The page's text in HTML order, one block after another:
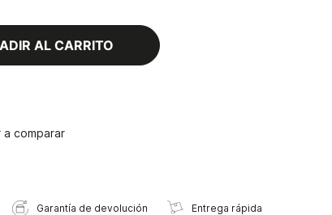
AL CARRITO
a comparar
Garantía de devolución Entrega rápida